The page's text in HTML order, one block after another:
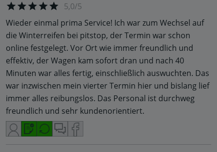
5,0/5
Wieder einmal prima Service! Ich war zum Wechsel auf
die Winterreifen bei pitstop, der Termin war schon
online festgelegt. Vor Ort wie immer freundlich und
effektiv, der Wagen kam sofort dran und nach 40
Minuten war alles fertig, einschließlich auswuchten. Das
war inzwischen mein vierter Termin hier und bislang lief
immer alles reibungslos. Das Personal ist durchweg
freundlich und sehr kundenorientiert.